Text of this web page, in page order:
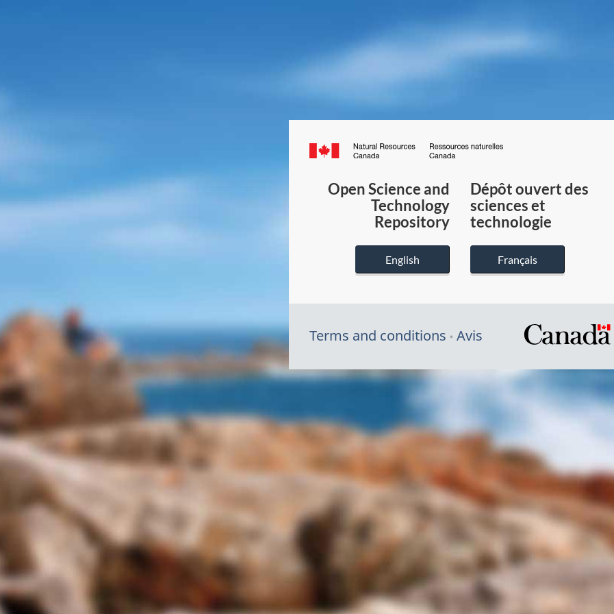
Canada.ca
du
Canada
Open Science and
Technology
Repository
English
Dépôt ouvert des
sciences et
technologie
Français
Terms and conditions Avis
/